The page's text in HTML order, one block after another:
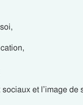
et l’image de